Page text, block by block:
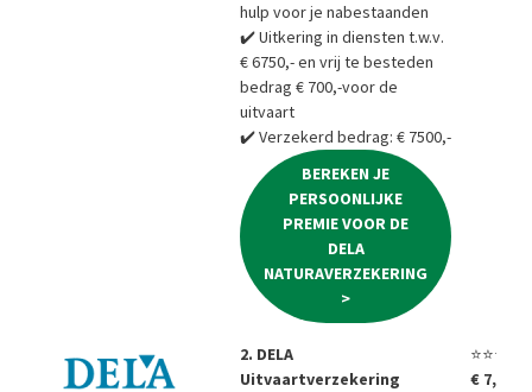
hulp voor je nabestaanden
✔️ Uitkering in diensten t.w.v.
€ 6750,- en vrij te besteden
bedrag € 700,-voor de
uitvaart
✔️ Verzekerd bedrag: € 7500,-
BEREKEN JE
PERSOONLIJKE
PREMIE VOOR DE
DELA
NATURAVERZEKERING
>
2. DELA
Uitvaartverzekering
⭐⭐⭐⭐⭐
€ 7,85